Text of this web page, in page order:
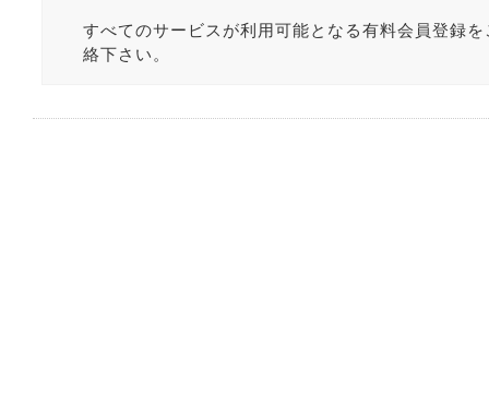
すべてのサービスが利用可能となる有料会員登録
絡下さい。